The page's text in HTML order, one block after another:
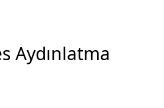
Aydınlatma